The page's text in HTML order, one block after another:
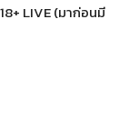
LIVE (มาก่อนมี